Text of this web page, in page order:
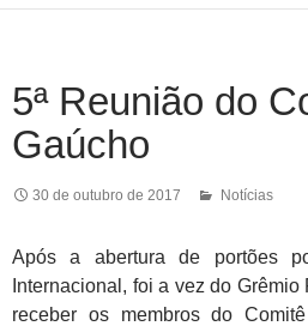
5ª Reunião do
Gaúcho
30 de outubro de 2017 Notícias
Após a abertura de portões
Internacional, foi a vez do
receber os membros do